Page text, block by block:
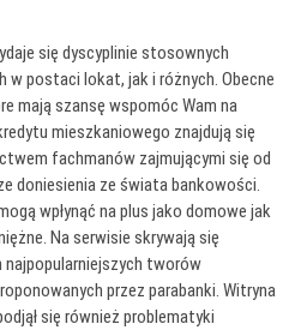
się dyscyplinie stosownych
w postaci lokat, jak i różnych. Obecne
mają szansę wspomóc Wam na
mieszkaniowego znajdują się
fachmanów zajmującymi się od
doniesienia ze świata bankowości.
wpłynąć na plus jako domowe jak
Na serwisie skrywają się
tworów
przez parabanki. Witryna
się również problematyki